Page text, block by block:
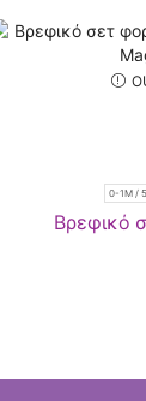
0-1M /
Βρεφικό